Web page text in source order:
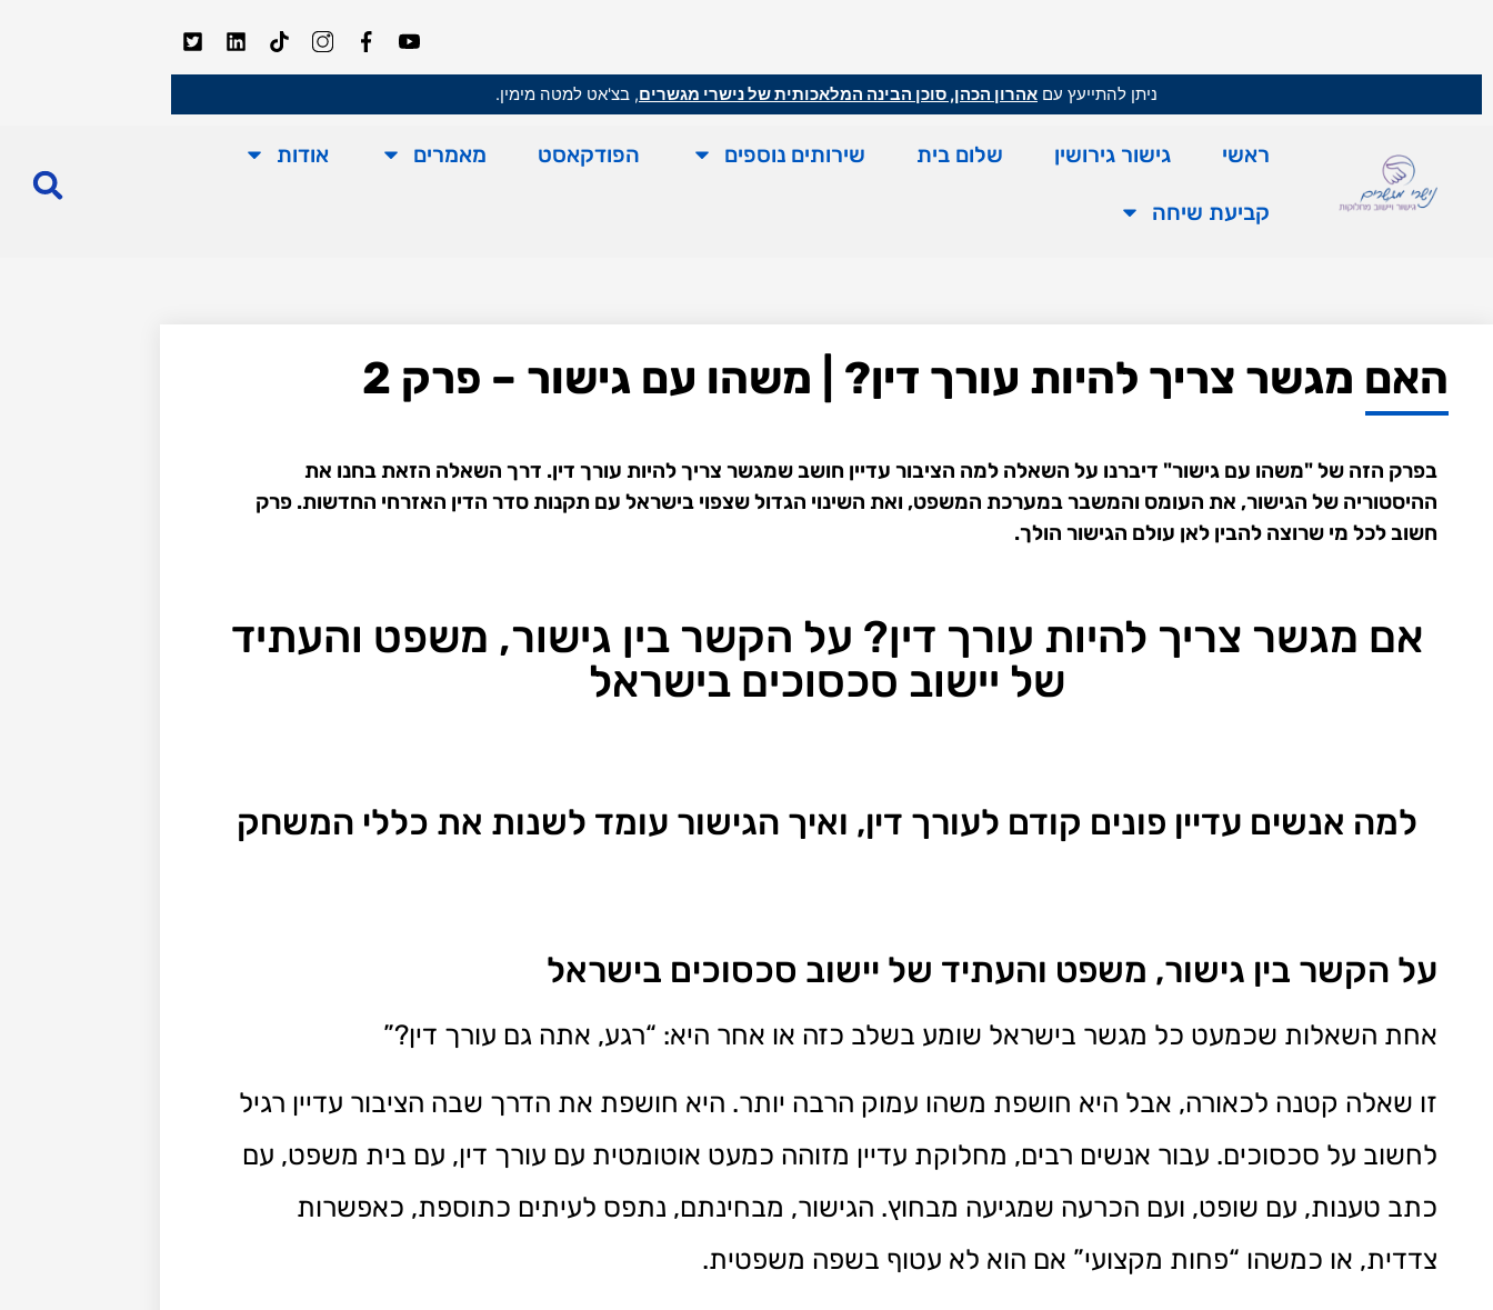
ניתן להתייעץ עם אהרון הכהן, סוכן הבינה המלאכותית של נישרי מגשרים, בצ'אט למטה מימין.
ראשי גישור גירושין שלום בית שירותים נוספים הפודקאסט מאמרים אודות
קביעת שיחה
האם מגשר צריך להיות עורך דין? | משהו עם גישור – פרק 2
בפרק הזה של "משהו עם גישור" דיברנו על השאלה למה הציבור עדיין חושב שמגשר צריך להיות עורך דין. דרך השאלה הזאת בחנו את
ההיסטוריה של הגישור, את העומס והמשבר במערכת המשפט, ואת השינוי הגדול שצפוי בישראל עם תקנות סדר הדין האזרחי החדשות. פרק
חשוב לכל מי שרוצה להבין לאן עולם הגישור הולך.
אם מגשר צריך להיות עורך דין? על הקשר בין גישור, משפט והעתיד
של יישוב סכסוכים בישראל
למה אנשים עדיין פונים קודם לעורך דין, ואיך הגישור עומד לשנות את כללי המשחק
על הקשר בין גישור, משפט והעתיד של יישוב סכסוכים בישראל
אחת השאלות שכמעט כל מגשר בישראל שומע בשלב כזה או אחר היא: “רגע, אתה גם עורך דין?”
זו שאלה קטנה לכאורה, אבל היא חושפת משהו עמוק הרבה יותר. היא חושפת את הדרך שבה הציבור עדיין רגיל
לחשוב על סכסוכים. עבור אנשים רבים, מחלוקת עדיין מזוהה כמעט אוטומטית עם עורך דין, עם בית משפט, עם
כתב טענות, עם שופט, ועם הכרעה שמגיעה מבחוץ. הגישור, מבחינתם, נתפס לעיתים כתוספת, כאפשרות
צדדית, או כמשהו “פחות מקצועי” אם הוא לא עטוף בשפה משפטית.